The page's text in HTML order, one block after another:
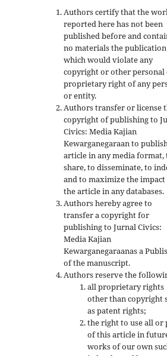
Authors certify that the
reported here has not been
published before and
no materials the
which would violate any
copyright or other personal
proprietary right of any
or entity.
Authors transfer or license
copyright of publishing to
Civics: Media Kajian
Kewarganegaraan to
article in any media format,
share, to disseminate, to
and to maximize the
the article in any databases.
Authors hereby agree to
transfer a copyright for
publishing to Jurnal Civics:
Media Kajian
Kewarganegaraanas a
of the manuscript.
Authors reserve the
all proprietary rights
other than copyright
as patent rights;
the right to use all or
of this article in
works of our own